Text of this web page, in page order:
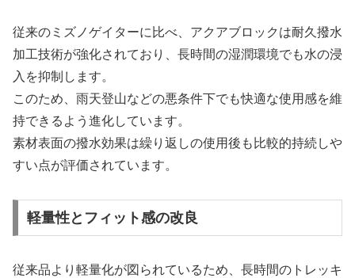
従来のミズノゲイターに比べ、アクアブロックは耐久撥水
加工技術が強化されており、長時間の湿潤環境でも水の浸
入を抑制します。
このため、雨天登山などの悪条件下でも快適な使用感を維
持できるよう進化しています。
素材表面の撥水効果は繰り返しの使用後も比較的持続しや
すい点が評価されています。
軽量性とフィット感の改良
従来品より軽量化が図られているため、長時間のトレッキ